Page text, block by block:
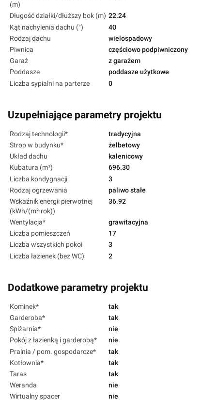
(m)
Długość działki/dłuższy bok (m) 22.24
Kąt nachylenia dachu (°)
40
Rodzaj dachu
wielospadowy
Piwnica
częściowo podpiwniczony
Garaż
z garażem
Poddasze
poddasze użytkowe
Liczba sypialni na parterze
0
Uzupełniające parametry projektu
Rodzaj technologii*
tradycyjna
Strop w budynku*
żelbetowy
Układ dachu
kalenicowy
Kubatura (m³)
696.30
Liczba kondygnacji
3
Rodzaj ogrzewania
paliwo stałe
Wskaźnik energii pierwotnej
(kWh/(m²·rok))
36.92
Wentylacja*
grawitacyjna
Liczba pomieszczeń
17
Liczba wszystkich pokoi
3
Liczba łazienek (bez WC)
2
Dodatkowe parametry projektu
Kominek*
tak
Garderoba*
tak
Spiżarnia*
nie
Pokój z łazienką i garderobą*
nie
Pralnia / pom. gospodarcze*
tak
Kotłownia*
tak
Taras
tak
Weranda
nie
Wirtualny spacer
nie